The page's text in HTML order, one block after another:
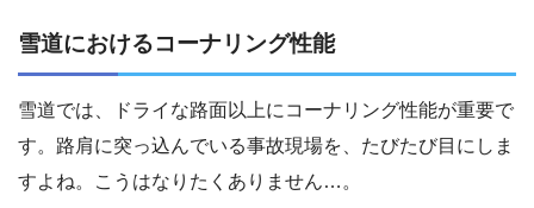
雪道におけるコーナリング性能
雪道では、ドライな路面以上にコーナリング性能が重要で
す。路肩に突っ込んでいる事故現場を、たびたび目にしま
すよね。こうはなりたくありません…。